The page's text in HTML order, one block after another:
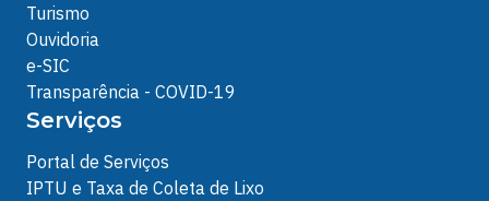
Turismo
Ouvidoria
e-SIC
Transparência - COVID-19
Serviços
Portal de Serviços
IPTU e Taxa de Coleta de Lixo